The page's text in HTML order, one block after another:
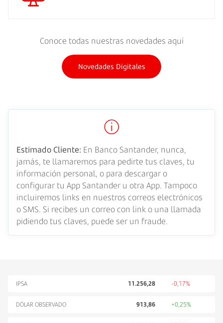
Conoce todas nuestras novedades aquí
Novedades Digitales
Estimado Cliente: En Banco Santander, nunca,
jamás, te llamaremos para pedirte tus claves, tu
información personal, o para descargar o
configurar tu App Santander u otra App. Tampoco
incluiremos links en nuestros correos electrónicos
o SMS. Si recibes un correo con link o una llamada
pidiendo tus claves, puede ser un fraude.
IPSA 11.256,28 -0,17%
DÓLAR OBSERVADO 913,86 +0,25%